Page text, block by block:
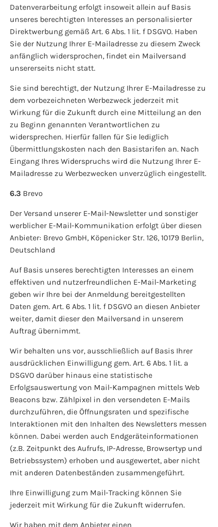
Datenverarbeitung erfolgt insoweit allein auf Basis
unseres berechtigten Interesses an personalisierter
Direktwerbung gemäß Art. 6 Abs. 1 lit. f DSGVO. Haben
Sie der Nutzung Ihrer E-Mailadresse zu diesem Zweck
anfänglich widersprochen, findet ein Mailversand
unsererseits nicht statt.
Sie sind berechtigt, der Nutzung Ihrer E-Mailadresse zu
dem vorbezeichneten Werbezweck jederzeit mit
Wirkung für die Zukunft durch eine Mitteilung an den
zu Beginn genannten Verantwortlichen zu
widersprechen. Hierfür fallen für Sie lediglich
Übermittlungskosten nach den Basistarifen an. Nach
Eingang Ihres Widerspruchs wird die Nutzung Ihrer E-
Mailadresse zu Werbezwecken unverzüglich eingestellt.
6.3 Brevo
Der Versand unserer E-Mail-Newsletter und sonstiger
werblicher E-Mail-Kommunikation erfolgt über diesen
Anbieter: Brevo GmbH, Köpenicker Str. 126, 10179 Berlin,
Deutschland
Auf Basis unseres berechtigten Interesses an einem
effektiven und nutzerfreundlichen E-Mail-Marketing
geben wir Ihre bei der Anmeldung bereitgestellten
Daten gem. Art. 6 Abs. 1 lit. f DSGVO an diesen Anbieter
weiter, damit dieser den Mailversand in unserem
Auftrag übernimmt.
Wir behalten uns vor, ausschließlich auf Basis Ihrer
ausdrücklichen Einwilligung gem. Art. 6 Abs. 1 lit. a
DSGVO darüber hinaus eine statistische
Erfolgsauswertung von Mail-Kampagnen mittels Web
Beacons bzw. Zählpixel in den versendeten E-Mails
durchzuführen, die Öffnungsraten und spezifische
Interaktionen mit den Inhalten des Newsletters messen
können. Dabei werden auch Endgeräteinformationen
(z.B. Zeitpunkt des Aufrufs, IP-Adresse, Browsertyp und
Betriebssystem) erhoben und ausgewertet, aber nicht
mit anderen Datenbeständen zusammengeführt.
Ihre Einwilligung zum Mail-Tracking können Sie
jederzeit mit Wirkung für die Zukunft widerrufen.
Wir haben mit dem Anbieter einen